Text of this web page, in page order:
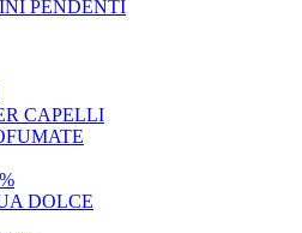
PENDENTI
CAPELLI
DOLCE